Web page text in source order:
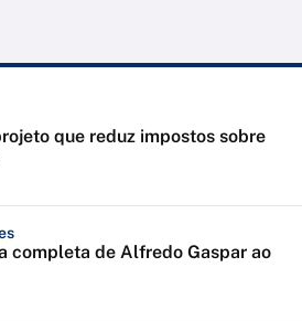
que reduz impostos sobre
completa de Alfredo Gaspar ao